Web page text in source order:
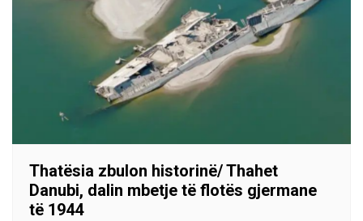
Thatësia zbulon historinë/ Thahet
Danubi, dalin mbetje të flotës gjermane
të 1944